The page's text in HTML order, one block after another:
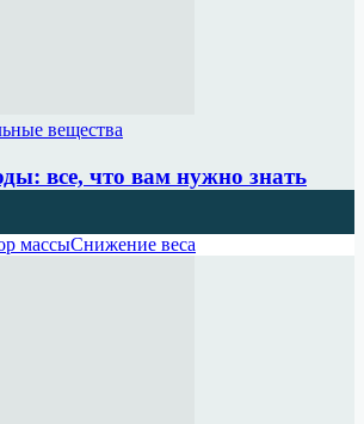
вещества
все, что вам нужно знать
массыСнижение веса